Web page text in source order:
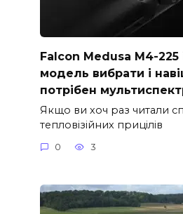
Falcon Medusa M4-225
модель вибрати і
потрібен
Якщо ви хоч раз читали
тепловізійних прицілів
0 3